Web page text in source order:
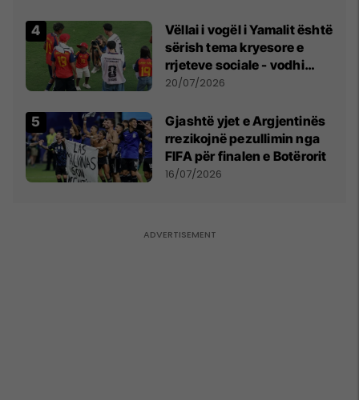
Vëllai i vogël i Yamalit është
sërish tema kryesore e
rrjeteve sociale - vodhi
vëmendjen pas finales së
20/07/2026
Gjashtë yjet e Argjentinës
rrezikojnë pezullimin nga
FIFA për finalen e Botërorit
16/07/2026